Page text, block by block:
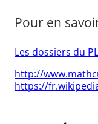
Pour en
Les dossiers du
http://
https://